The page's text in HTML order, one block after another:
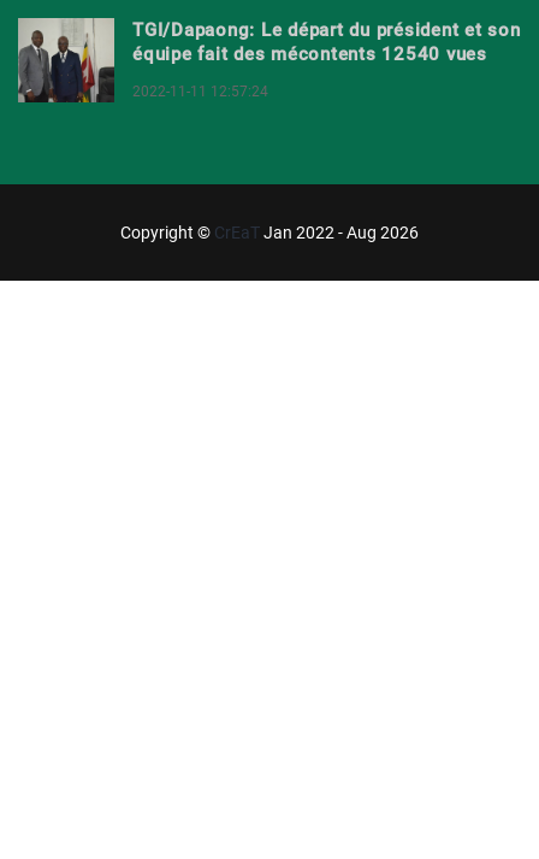
TGI/Dapaong: Le départ du président et son
équipe fait des mécontents 12540 vues
2022-11-11 12:57:24
Copyright © CrEaTJan 2022 - Aug 2026